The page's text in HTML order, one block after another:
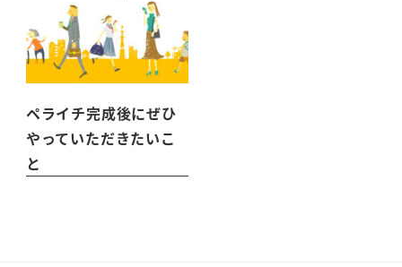
ペライチ完成後にぜひ
やっていただきたいこ
と